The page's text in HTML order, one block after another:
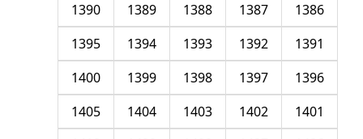
1386
1387
1388
1389
1390
1391
1392
1393
1394
1395
1396
1397
1398
1399
1400
1401
1402
1403
1404
1405